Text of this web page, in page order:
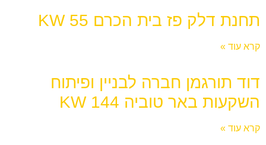
תחנת דלק פז בית הכרם 55 KW
קרא עוד »
דוד תורגמן חברה לבניין ופיתוח
השקעות באר טוביה 144 KW
קרא עוד »